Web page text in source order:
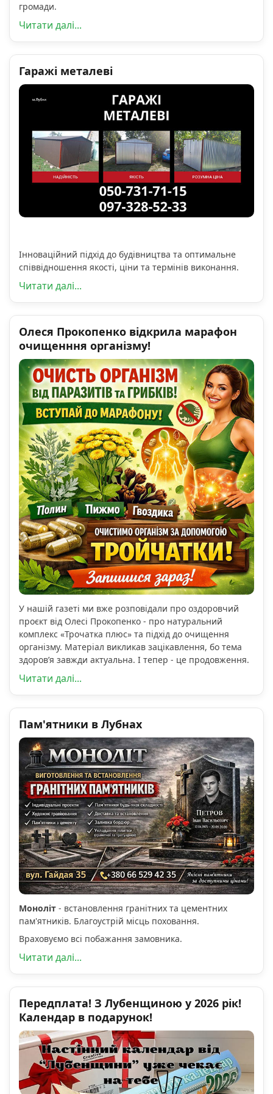
громади.
Читати далі...
Гаражі металеві
Інноваційний підхід до будівництва та оптимальне
співвідношення якості, ціни та термінів виконання.
Читати далі...
Олеся Прокопенко відкрила марафон
очищенння організму!
У нашій газеті ми вже розповідали про оздоровчий
проєкт від Олесі Прокопенко - про натуральний
комплекс «Трочатка плюс» та підхід до очищення
організму. Матеріал викликав зацікавлення, бо тема
здоров’я завжди актуальна. І тепер - це продовження.
Читати далі...
Пам'ятники в Лубнах
Моноліт - встановлення гранітних та цементних
пам'ятників. Благоустрій місць поховання.
Враховуємо всі побажання замовника.
Читати далі...
Передплата! З Лубенщиною у 2026 рік!
Календар в подарунок!